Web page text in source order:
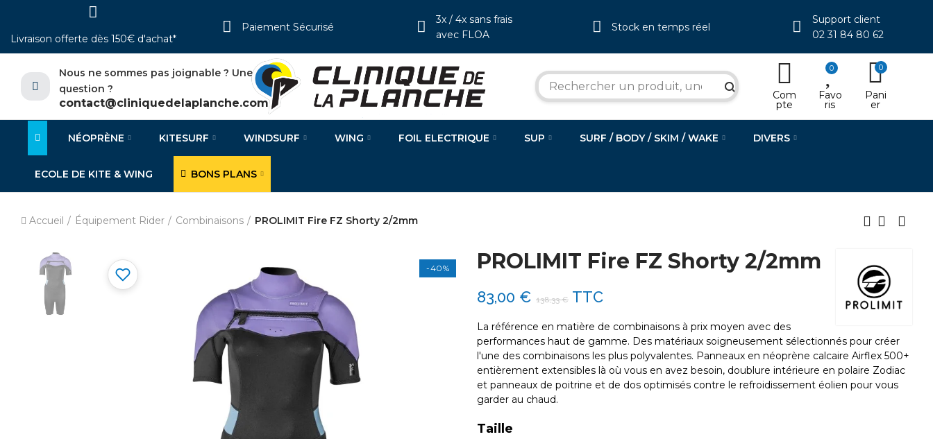
Livraison offerte dès 150€ d'achat*
Paiement Sécurisé
3x / 4x sans frais
avec FLOA
Stock en temps réel
Support client
02 31 84 80 62
Nous ne sommes pas joignable ? Une
question ?
contact@cliniquedelaplanche.com
search Com
pte
0
Favo
ris
0
Pani
er
NÉOPRÈNE KITESURF WINDSURF WING FOIL ELECTRIQUE SUP SURF / BODY / SKIM / WAKE DIVERS
ECOLE DE KITE & WING BONS PLANS
Accueil Équipement Rider Combinaisons PROLIMIT Fire FZ Shorty 2/2mm
-40% PROLIMIT Fire FZ Shorty 2/2mm
83,00 € 138,33 € TTC
La référence en matière de combinaisons à prix moyen avec des
performances haut de gamme. Des matériaux soigneusement sélectionnés pour créer
l'une des combinaisons les plus polyvalentes. Panneaux en néoprène calcaire Airflex 500+
entièrement extensibles là où vous en avez besoin, doublure intérieure en polaire Zodiac
et panneaux de poitrine et de dos optimisés contre le refroidissement éolien pour vous
garder au chaud.
Taille